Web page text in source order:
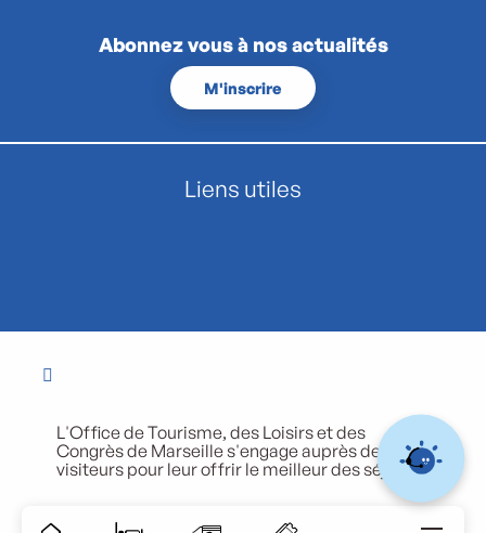
Abonnez vous à nos actualités
M'inscrire
Liens utiles
L'Office de Tourisme, des Loisirs et des
Congrès de Marseille s'engage auprès de ses
visiteurs pour leur offrir le meilleur des séjours.